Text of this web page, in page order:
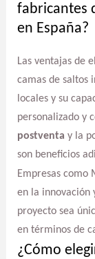
fabricantes
en España?
Las ventajas de
camas de saltos
locales y su
personalizado y
postventa y la
son beneficios
Empresas como
en la innovación
proyecto sea
en términos de
¿Cómo